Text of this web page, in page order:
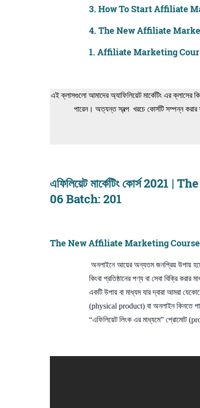
3. How To Start Affiliate
4. The New Affiliate
1. Affiliate Marketing
এই ক্লাসগুলো আমাদের অ্যাফিলিয়েট মার্কেটিং এর
পারেন। অত্যন্ত স্বল্প খরচে কোর্সটি সম্পন্ন
এফিলিয়েট মার্কেটিং কোর্স
06 Batch: 201
The New Affiliate Marketing Course
অনলাইনে আয়ের অন্যতম জনপ্রিয় উপায়
কিংবা প্রতিষ্ঠানের পণ্য বা সেবা বিক্রি
একটি উপায় বা মাধ্যম যার দ্বারা আমরা
(physical product) বা অনলাইন কিনতে
“এফিলিয়েট লিংক এর মাধ্যমে” প্রোমোট